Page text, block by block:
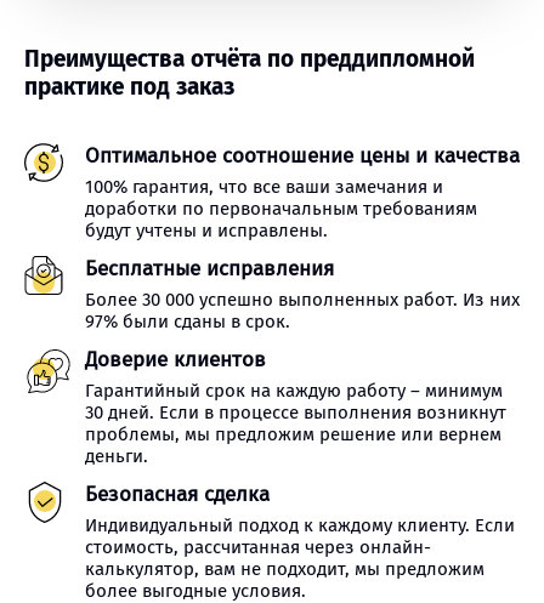
Преимущества отчёта по преддипломной
практике под заказ
Оптимальное соотношение цены и качества
100% гарантия, что все ваши замечания и
доработки по первоначальным требованиям
будут учтены и исправлены.
Бесплатные исправления
Более 30 000 успешно выполненных работ. Из них
97% были сданы в срок.
Доверие клиентов
Гарантийный срок на каждую работу – минимум
30 дней. Если в процессе выполнения возникнут
проблемы, мы предложим решение или вернем
деньги.
Безопасная сделка
Индивидуальный подход к каждому клиенту. Если
стоимость, рассчитанная через онлайн-
калькулятор, вам не подходит, мы предложим
более выгодные условия.